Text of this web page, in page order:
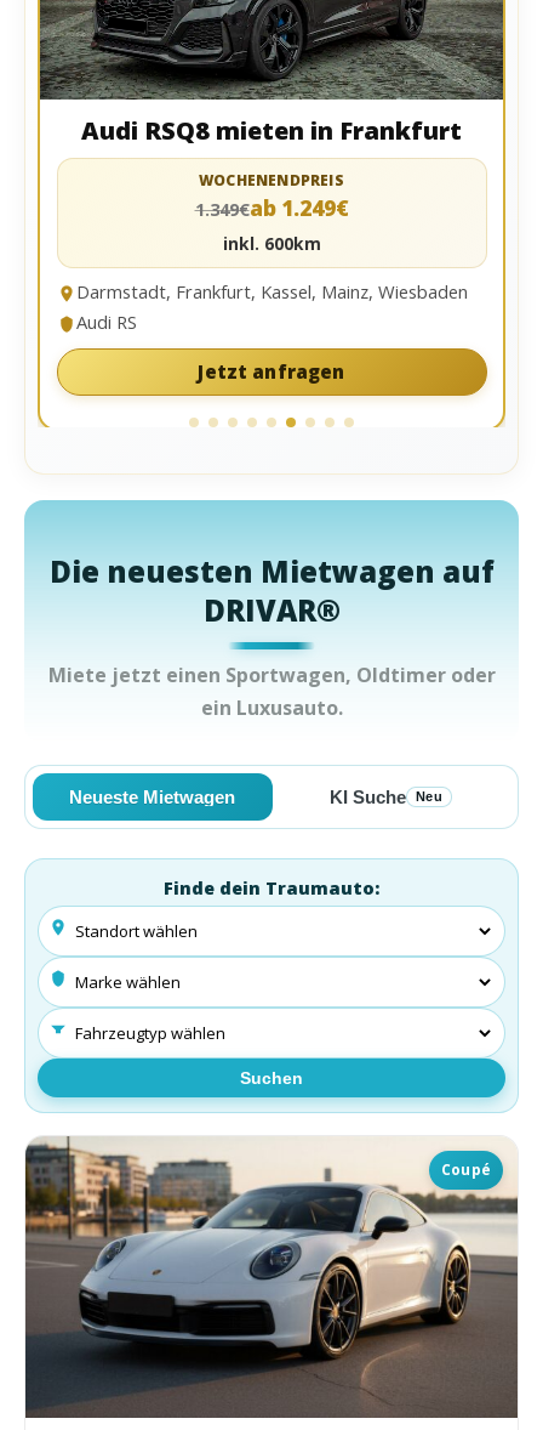
Braunschweig, Harz, Magdeburg, Wolfsburg
BMW M
Jetzt anfragen
Die neuesten Mietwagen auf
DRIVAR®
Miete jetzt einen Sportwagen, Oldtimer oder
ein Luxusauto.
Neueste Mietwagen KI Suche Neu
Finde dein Traumauto:
Suchen
Coupé